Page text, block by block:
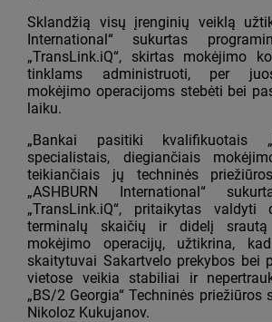
Sklandžią visų įrenginių veiklą
International“ sukurtas
„TransLink.iQ“, skirtas mokėjimo
tinklams administruoti, per
mokėjimo operacijoms stebėti bei
laiku.
„Bankai pasitiki kvalifikuotais
specialistais, diegiančiais
teikiančiais jų techninės
„ASHBURN International“
„TransLink.iQ“, pritaikytas valdyti
terminalų skaičių ir didelį
mokėjimo operacijų, užtikrina,
skaitytuvai Sakartvelo prekybos bei
vietose veikia stabiliai ir
„BS/2 Georgia“ Techninės priežiūros
Nikoloz Kukujanov.